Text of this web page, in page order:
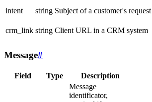
intent
string Subject of a customer's request
crm_link string Client URL in a CRM system
Message#
Field Type Description
Message
identificator,